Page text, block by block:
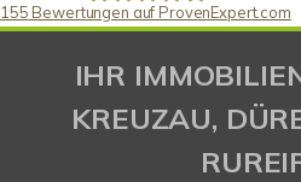
Gaspar
155 Bewertungen auf ProvenExpert.com
IHR
KREUZAU,